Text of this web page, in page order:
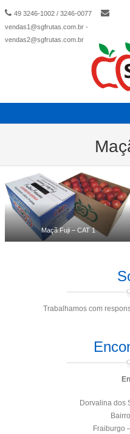
49 3246-1002 / 3246-0077
vendas1@sgfrutas.com.br -
vendas2@sgfrutas.com.br
Maçã Fuji – CAT 1
Trabalhamos com
Dorvalina dos
Fraiburgo